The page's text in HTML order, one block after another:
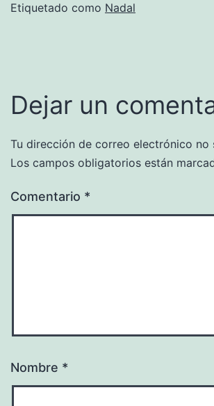
Etiquetado como Nadal
Dejar un
Tu dirección de correo electrónico no
Los campos obligatorios están
Comentario *
Nombre *